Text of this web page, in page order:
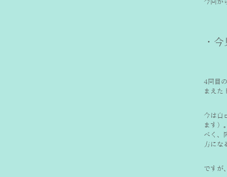
今回か
・
4回目
まえた
今は自
ます）
べく、
方にな
ですが